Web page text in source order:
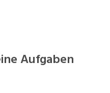
Aufgaben